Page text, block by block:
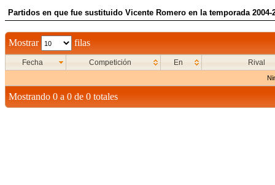
Partidos en que fue sustituido Vicente Romero en la temporada 2004-
Mostrar filas
Fecha Competición En Rival
Mostrando 0 a 0 de 0 totales